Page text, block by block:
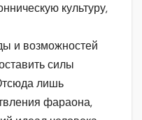
культуру,
и возможностей
силы
лишь
фараона,